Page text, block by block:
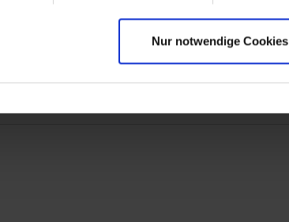
Nur notwendige Cookies